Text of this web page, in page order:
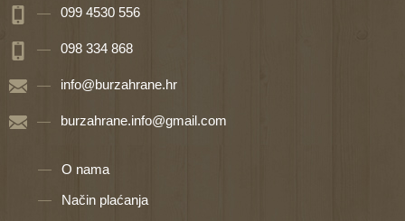
099 4530 556
098 334 868
info@burzahrane.hr
burzahrane.info@gmail.com
O nama
Način plaćanja